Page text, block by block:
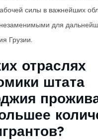
силы в важнейших
для
Грузии.
отраслях
штата